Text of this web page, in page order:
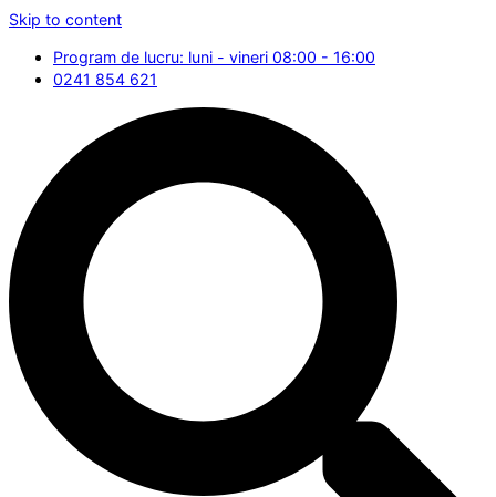
Skip to content
Program de lucru: luni - vineri 08:00 - 16:00
0241 854 621